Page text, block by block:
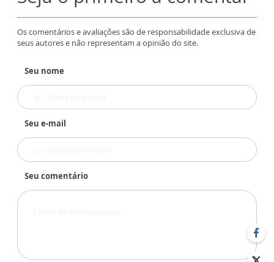
Os comentários e avaliações são de responsabilidade exclusiva de
seus autores e não representam a opinião do site.
Seu nome
Seu e-mail
Seu comentário